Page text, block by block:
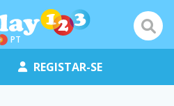
PT
REGISTAR-SE